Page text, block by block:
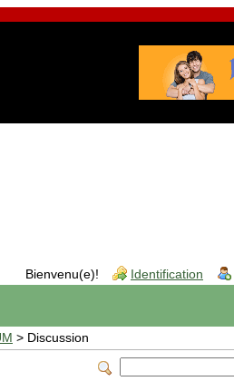
Bienvenu(e)! Identification
> Discussion